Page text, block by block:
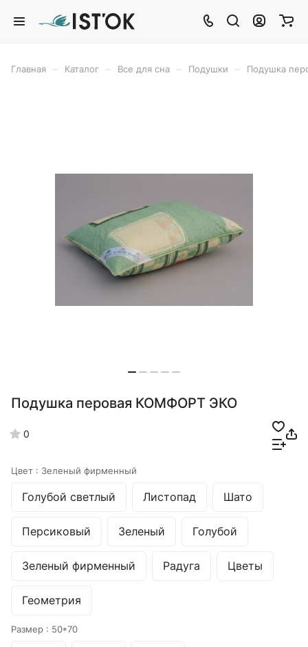
Главная Каталог Все для сна Подушки Подушка
Подушка перовая КОМФОРТ ЭКО
0
Цвет : Зеленый фирменный
Голубой светлый Листопад Шато
Персиковый Зеленый Голубой
Зеленый фирменный Радуга Цветы
Геометрия
Размер : 50*70